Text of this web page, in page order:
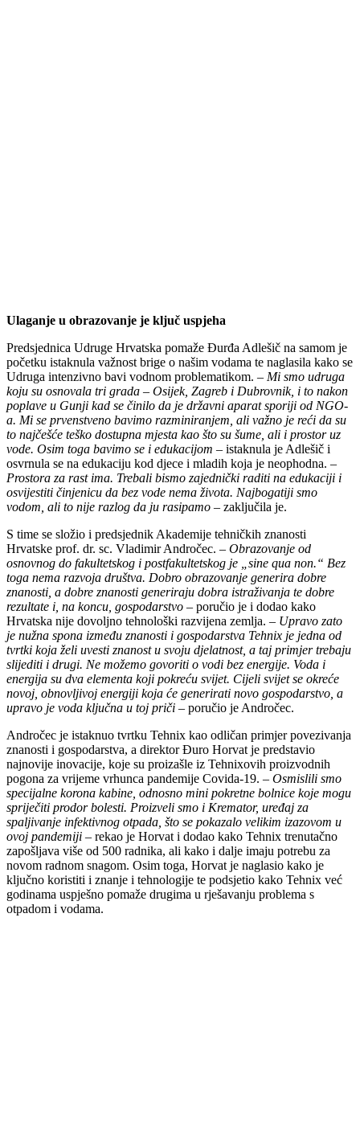
Ulaganje u obrazovanje je ključ uspjeha
Predsjednica Udruge Hrvatska pomaže Đurđa Adlešič na samom je
početku istaknula važnost brige o našim vodama te naglasila kako se
Udruga intenzivno bavi vodnom problematikom. – Mi smo udruga
koju su osnovala tri grada – Osijek, Zagreb i Dubrovnik, i to nakon
poplave u Gunji kad se činilo da je državni aparat sporiji od NGO-
a. Mi se prvenstveno bavimo razminiranjem, ali važno je reći da su
to najčešće teško dostupna mjesta kao što su šume, ali i prostor uz
vode. Osim toga bavimo se i edukacijom – istaknula je Adlešič i
osvrnula se na edukaciju kod djece i mladih koja je neophodna. –
Prostora za rast ima. Trebali bismo zajednički raditi na edukaciji i
osvijestiti činjenicu da bez vode nema života. Najbogatiji smo
vodom, ali to nije razlog da ju rasipamo – zaključila je.
S time se složio i predsjednik Akademije tehničkih znanosti
Hrvatske prof. dr. sc. Vladimir Andročec. – Obrazovanje od
osnovnog do fakultetskog i postfakultetskog je „sine qua non.“ Bez
toga nema razvoja društva. Dobro obrazovanje generira dobre
znanosti, a dobre znanosti generiraju dobra istraživanja te dobre
rezultate i, na koncu, gospodarstvo – poručio je i dodao kako
Hrvatska nije dovoljno tehnološki razvijena zemlja. – Upravo zato
je nužna spona između znanosti i gospodarstva Tehnix je jedna od
tvrtki koja želi uvesti znanost u svoju djelatnost, a taj primjer trebaju
slijediti i drugi. Ne možemo govoriti o vodi bez energije. Voda i
energija su dva elementa koji pokreću svijet. Cijeli svijet se okreće
novoj, obnovljivoj energiji koja će generirati novo gospodarstvo, a
upravo je voda ključna u toj priči – poručio je Andročec.
Andročec je istaknuo tvrtku Tehnix kao odličan primjer povezivanja
znanosti i gospodarstva, a direktor Đuro Horvat je predstavio
najnovije inovacije, koje su proizašle iz Tehnixovih proizvodnih
pogona za vrijeme vrhunca pandemije Covida-19. – Osmislili smo
specijalne korona kabine, odnosno mini pokretne bolnice koje mogu
spriječiti prodor bolesti. Proizveli smo i Kremator, uređaj za
spaljivanje infektivnog otpada, što se pokazalo velikim izazovom u
ovoj pandemiji – rekao je Horvat i dodao kako Tehnix trenutačno
zapošljava više od 500 radnika, ali kako i dalje imaju potrebu za
novom radnom snagom. Osim toga, Horvat je naglasio kako je
ključno koristiti i znanje i tehnologije te podsjetio kako Tehnix već
godinama uspješno pomaže drugima u rješavanju problema s
otpadom i vodama.